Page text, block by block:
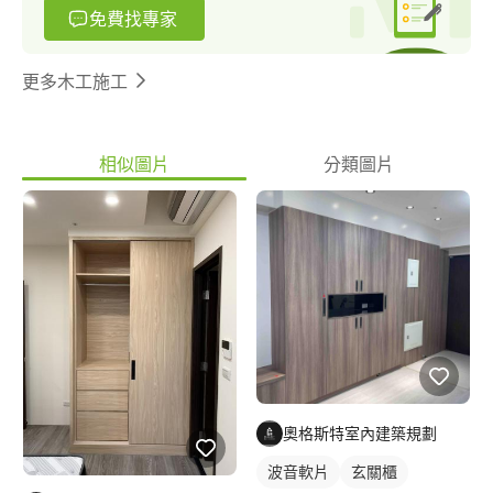
免費找專家
更多木工施工
相似圖片 分類圖片
奧格斯特室內建築規劃
波音軟片 玄關櫃